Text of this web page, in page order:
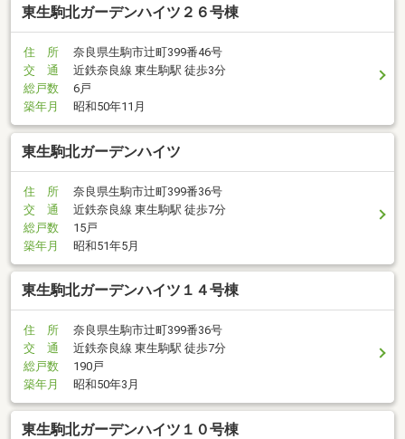
東生駒北ガーデンハイツ２６号棟
住 所
奈良県生駒市辻町399番46号
交 通
近鉄奈良線 東生駒駅 徒歩3分
総戸数
6戸
築年月
昭和50年11月
東生駒北ガーデンハイツ
住 所
奈良県生駒市辻町399番36号
交 通
近鉄奈良線 東生駒駅 徒歩7分
総戸数
15戸
築年月
昭和51年5月
東生駒北ガーデンハイツ１４号棟
住 所
奈良県生駒市辻町399番36号
交 通
近鉄奈良線 東生駒駅 徒歩7分
総戸数
190戸
築年月
昭和50年3月
東生駒北ガーデンハイツ１０号棟